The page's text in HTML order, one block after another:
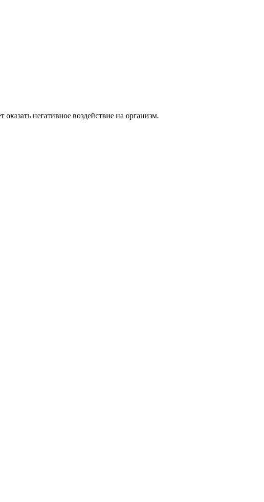
негативное воздействие на организм.